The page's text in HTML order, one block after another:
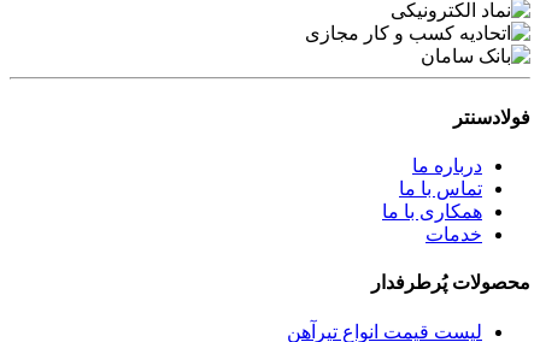
فولادسنتر
درباره ما
تماس با ما
همکاری با ما
خدمات
محصولات پُرطرفدار
لیست قیمت انواع تیرآهن